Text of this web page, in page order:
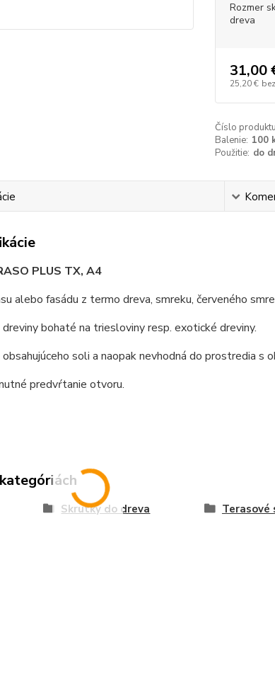
Rozmer
dreva
31,00
25,20 €
Číslo
Balenie: 100
Použitie: do
PLUS TX, A4
alebo fasádu z termo dreva, smreku, červeného
bohaté na triesloviny resp. exotické dreviny.
soli a naopak nevhodná do prostredia s
predvŕtanie otvoru.
Skrutky do dreva Terasové